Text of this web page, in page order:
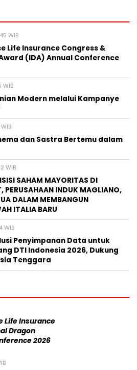
WIB
Life Insurance Congress &
(IDA) Annual Conference
WIB
Modern melalui Kampanye
dan Sastra Bertemu dalam
WIB
SAHAM MAYORITAS DI
PERUSAHAAN INDUK MAGLIANO,
DALAM MEMBANGUN
ITALIA BARU
WIB
Penyimpanan Data untuk
DTI Indonesia 2026, Dukung
Tenggara
Life Insurance
Dragon
2026